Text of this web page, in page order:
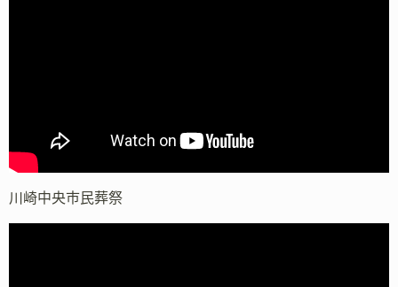
川崎中央市民葬祭